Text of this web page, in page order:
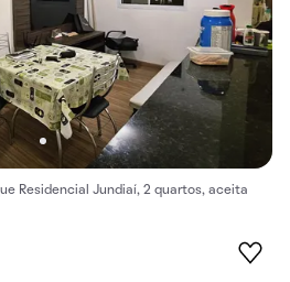
Residencial Jundiaí, 2 quartos, aceita